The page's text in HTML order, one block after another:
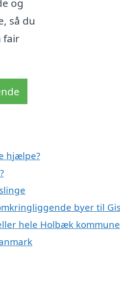
og
så du
fair
hjælpe?
byer til
hele Holbæk kommune